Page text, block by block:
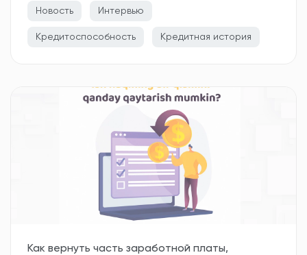
Новость Интервью
Кредитоспособность Кредитная история
Как вернуть часть заработной платы,